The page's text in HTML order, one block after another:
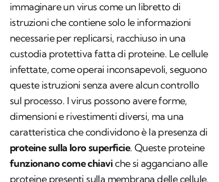
immaginare un virus come un libretto di
istruzioni che contiene solo le informazioni
necessarie per replicarsi, racchiuso in una
custodia protettiva fatta di proteine. Le cellule
infettate, come operai inconsapevoli, seguono
queste istruzioni senza avere alcun controllo
sul processo. I virus possono avere forme,
dimensioni e rivestimenti diversi, ma una
caratteristica che condividono è la presenza di
proteine sulla loro superficie. Queste proteine
funzionano come chiavi che si agganciano alle
proteine presenti sulla membrana delle cellule,